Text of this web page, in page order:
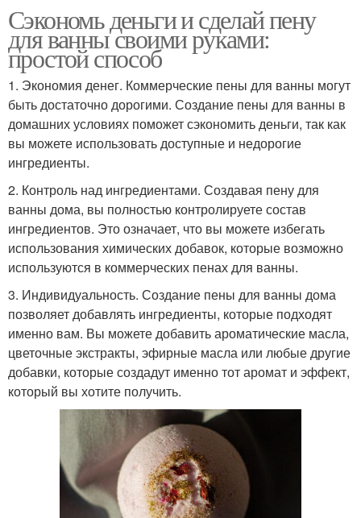
Сэкономь деньги и сделай пену
для ванны своими руками:
простой способ
1. Экономия денег. Коммерческие пены для ванны могут
быть достаточно дорогими. Создание пены для ванны в
домашних условиях поможет сэкономить деньги, так как
вы можете использовать доступные и недорогие
ингредиенты.
2. Контроль над ингредиентами. Создавая пену для
ванны дома, вы полностью контролируете состав
ингредиентов. Это означает, что вы можете избегать
использования химических добавок, которые возможно
используются в коммерческих пенах для ванны.
3. Индивидуальность. Создание пены для ванны дома
позволяет добавлять ингредиенты, которые подходят
именно вам. Вы можете добавить ароматические масла,
цветочные экстракты, эфирные масла или любые другие
добавки, которые создадут именно тот аромат и эффект,
который вы хотите получить.